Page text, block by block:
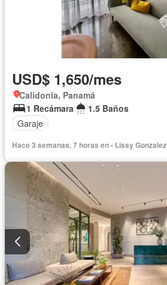
USD$ 1,650/mes
Calidonia, Panamá
1 Recámara
1.5 Baños
Garaje
Hace 3 semanas, 7 horas en - Lissy Gonzalez